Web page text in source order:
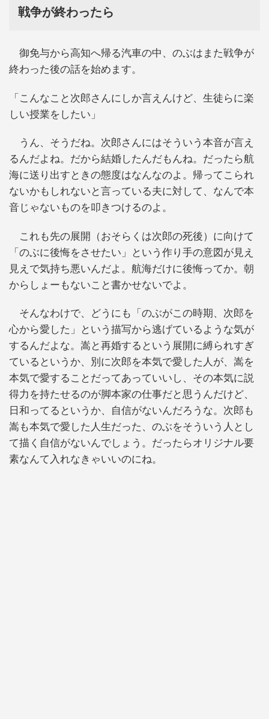
戦争が終わったら
御免与から高知へ帰る汽車の中、のぶはまた戦争が
終わった後の話を始めます。
「こんなこと次郎さんにしか言えんけど、生徒らに楽
しい授業をしたい」
うん、そうだね。次郎さんにはそういう本音が言え
るんだよね。だから結婚したんだもんね。だったら航
海に送り出すときの態度はなんなのよ。帰ってこられ
ないかもしれないと言っている夫に対して、なんで本
音じゃないものを叩きつけるのよ。
これも先の展開（おそらくは次郎の死後）に向けて
「のぶに後悔をさせたい」という作り手の意図が見え
見えで気持ち悪いんだよ。航海だけに後悔ってか。朝
からしょーもないこと書かせないでよ。
そんなわけで、どうにも「のぶがこの時期、次郎を
心から愛した」という描写から逃げているような気が
するんだよな。嵩と再婚するという展開に縛られすぎ
ているというか、別に次郎を本気で愛した人が、嵩を
本気で愛することだってあっていいし、その本気に説
得力を持たせるのが脚本家の仕事だと思うんだけど、
日和ってるというか、自信がないんだろうな。次郎も
嵩も本気で愛した人生だった、のぶをそういう人とし
て描く自信がないんでしょう。だったらオリジナル要
素なんて入れなきゃいいのにね。